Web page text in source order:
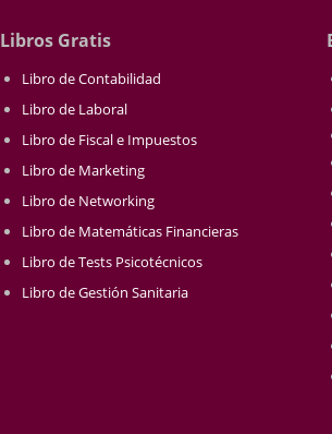
Libros Gratis
Libro de Contabilidad
Libro de Laboral
Libro de Fiscal e Impuestos
Libro de Marketing
Libro de Networking
Libro de Matemáticas Financieras
Libro de Tests Psicotécnicos
Libro de Gestión Sanitaria